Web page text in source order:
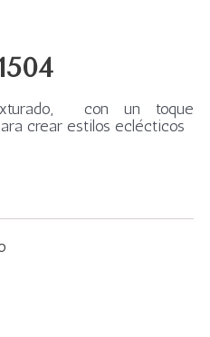
con un toque
crear estilos eclécticos